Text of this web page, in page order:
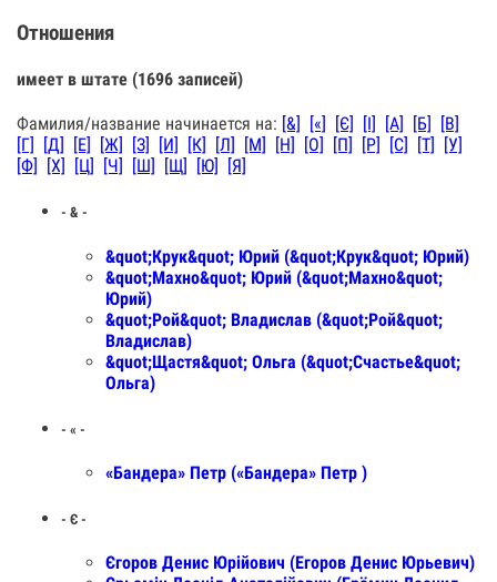
Отношения
имеет в штате (1696 записей)
Фамилия/название начинается на: [&] [«] [Є] [І] [А] [Б]
[В]
[Г]
[Д] [Е] [Ж] [З] [И] [К] [Л] [М] [Н] [О] [П] [Р] [С] [Т]
[У]
[Ф]
[Х] [Ц] [Ч] [Ш] [Щ] [Ю] [Я]
- & -
&quot;Крук&quot; Юрий (&quot;Крук&quot; Юрий)
&quot;Махно&quot; Юрий (&quot;Махно&quot;
Юрий)
&quot;Рой&quot; Владислав (&quot;Рой&quot;
Владислав)
&quot;Щастя&quot; Ольга (&quot;Счастье&quot;
Ольга)
- « -
«Бандера» Петр («Бандера» Петр )
- Є -
Єгоров Денис Юрійович (Егоров Денис Юрьевич)